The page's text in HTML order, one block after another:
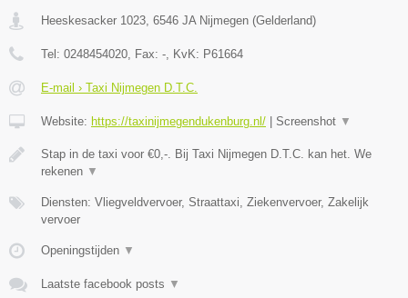
Heeskesacker 1023, 6546 JA Nijmegen (Gelderland)
Tel: 0248454020, Fax: -, KvK: P61664
E-mail › Taxi Nijmegen D.T.C.
Website: https://taxinijmegendukenburg.nl/ Screenshot ▼
Stap in de taxi voor €0,-. Bij Taxi Nijmegen D.T.C. kan het. We
rekenen ▼
Diensten: Vliegveldvervoer, Straattaxi, Ziekenvervoer, Zakelijk
vervoer
Openingstijden ▼
Laatste facebook posts ▼